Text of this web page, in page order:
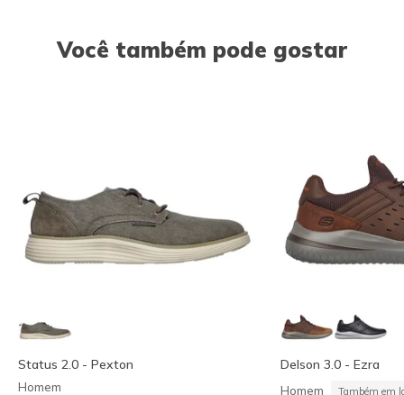
Você também pode gostar
Status 2.0 - Pexton
Homem
Delson 3.0 - Ezra
Homem Também em